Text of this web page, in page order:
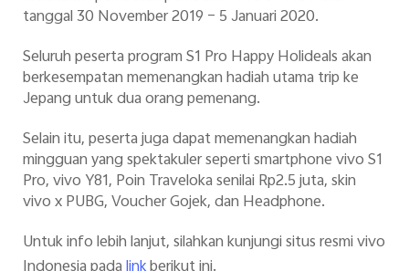
tanggal 30 November 2019 – 5 Januari 2020.
Seluruh peserta program S1 Pro Happy Holideals akan
berkesempatan memenangkan hadiah utama trip ke
Jepang untuk dua orang pemenang.
Selain itu, peserta juga dapat memenangkan hadiah
mingguan yang spektakuler seperti smartphone vivo S1
Pro, vivo Y81, Poin Traveloka senilai Rp2.5 juta, skin
vivo x PUBG, Voucher Gojek, dan Headphone.
Untuk info lebih lanjut, silahkan kunjungi situs resmi vivo